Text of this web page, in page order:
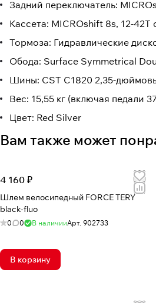
Задний переключатель:
Кассета: MICROshift 8s, 12-42T
Тормоза: Гидравлические
Обода: Surface Symmetrical
Шины: CST C1820 2,35-
Вес: 15,55 кг (включая педали
Цвет: Red Silver
Вам также может
4 160 ₽
Шлем велосипедный FORCE TERY
black-fluo
0 0 В наличииАрт. 902733
В корзину